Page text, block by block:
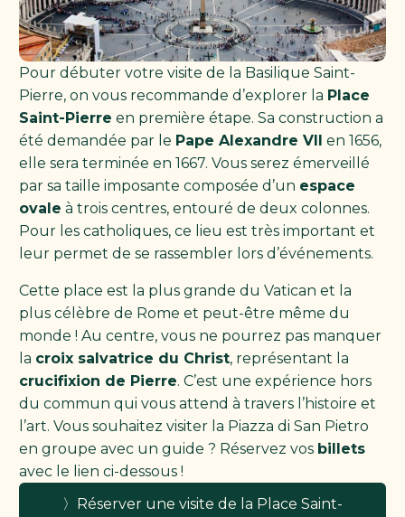
Pour débuter votre visite de la Basilique Saint-
Pierre, on vous recommande d’explorer la Place
Saint-Pierre en première étape. Sa construction a
été demandée par le Pape Alexandre VII
en 1656,
elle sera terminée en 1667. Vous serez émerveillé
par sa taille imposante composée d’un espace
ovale à trois centres, entouré de deux colonnes.
Pour les catholiques, ce lieu est très important et
leur permet de se rassembler lors d’événements.
Cette place est la plus grande du Vatican et la
plus célèbre de Rome et peut-être même du
monde ! Au centre, vous ne pourrez pas manquer
la croix salvatrice du Christ, représentant la
crucifixion de Pierre. C’est une expérience hors
du commun qui vous attend à travers l’histoire et
l’art. Vous souhaitez visiter la Piazza di San Pietro
en groupe avec un guide ? Réservez vos billets
avec le lien ci-dessous !
〉Réserver une visite de la Place Saint-